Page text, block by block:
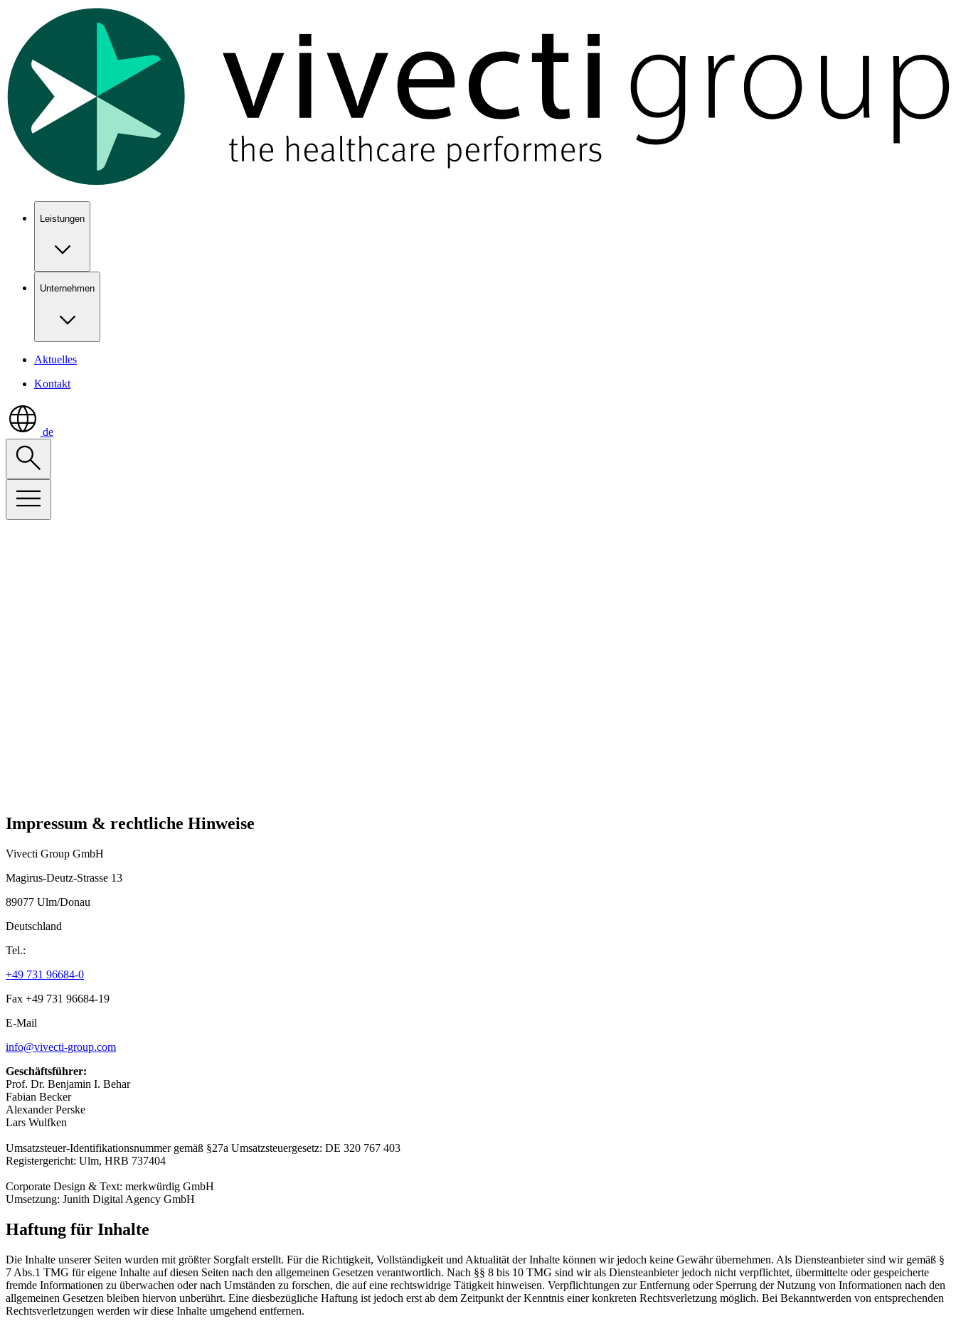
Show keyboard shortcuts
Leistungen
Unternehmen
Aktuelles
Kontakt
de
Impressum & rechtliche Hinweise
Vivecti Group GmbH
Magirus-Deutz-Strasse 13
89077 Ulm/Donau
Deutschland
Tel.:
+49 731 96684-0
Fax +49 731 96684-19
E-Mail
info@vivecti-group.com
Geschäftsführer:
Prof. Dr. Benjamin I. Behar
Fabian Becker
Alexander Perske
Lars Wulfken
Umsatzsteuer-Identifikationsnummer gemäß §27a Umsatzsteuergesetz: DE 320 767 403
Registergericht: Ulm, HRB 737404
Corporate Design & Text: merkwürdig GmbH
Umsetzung: Junith Digital Agency GmbH
Haftung für Inhalte
Die Inhalte unserer Seiten wurden mit größter Sorgfalt erstellt. Für die Richtigkeit, Vollständigkeit und Aktualität der Inhalte können wir jedoch keine Gewähr übernehmen. Als Diensteanbieter sind wir gemäß §
7 Abs.1 TMG für eigene Inhalte auf diesen Seiten nach den allgemeinen Gesetzen verantwortlich. Nach §§ 8 bis 10 TMG sind wir als Diensteanbieter jedoch nicht verpflichtet, übermittelte oder gespeicherte
fremde Informationen zu überwachen oder nach Umständen zu forschen, die auf eine rechtswidrige Tätigkeit hinweisen. Verpflichtungen zur Entfernung oder Sperrung der Nutzung von Informationen nach den
allgemeinen Gesetzen bleiben hiervon unberührt. Eine diesbezügliche Haftung ist jedoch erst ab dem Zeitpunkt der Kenntnis einer konkreten Rechtsverletzung möglich. Bei Bekanntwerden von entsprechenden
Rechtsverletzungen werden wir diese Inhalte umgehend entfernen.